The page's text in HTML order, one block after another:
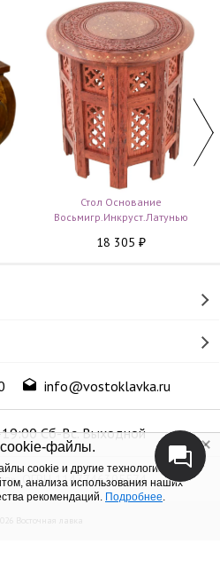
cookie-файлы.
cookie и другие технологии для
анализа использования наших
рекомендаций. Подробнее.
Стол Основание
Восьмигр.инкруст.латунью
18 305 ₽
info@vostoklavka.ru
Сб-Вс. Выходной
ОГРН 1147746305574